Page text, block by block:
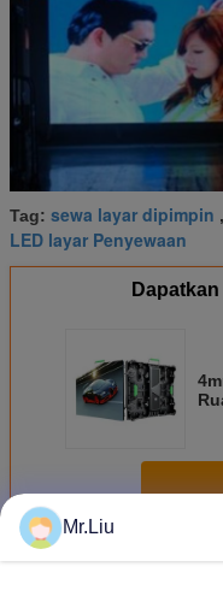
Tag: sewa layar dipimpin ,
LED layar Penyewaan
Lebih
Mr.Liu